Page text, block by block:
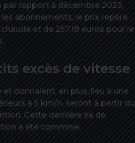
par rapport à décembre 2023,
abonnements, le prix repère
et de 257,18 euros pour le
excès de vitesse
donnaient, en plus, lieu à une
à 5 km/h, seront à partir du
Cette dernière ira de
a été commise.